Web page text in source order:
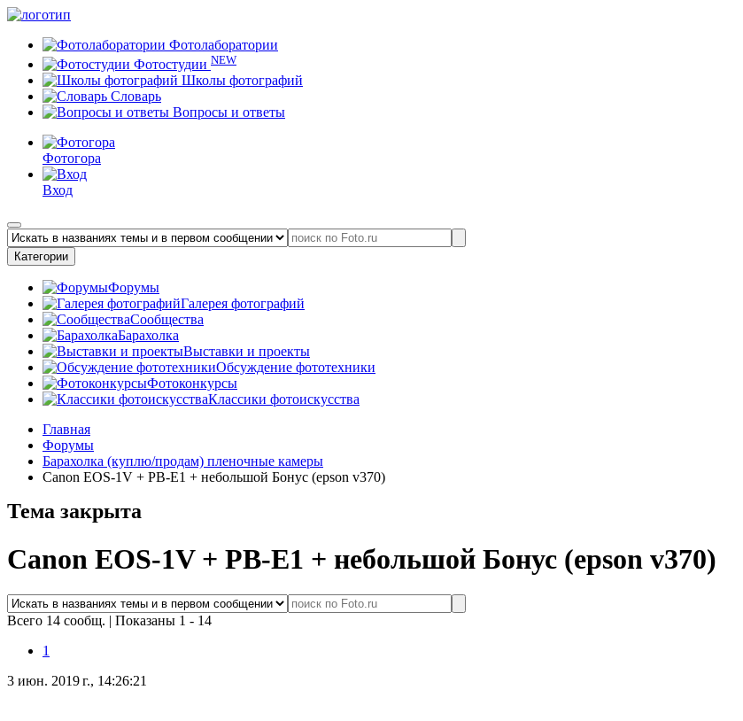
Фотолаборатории
Фотостудии NEW
Школы фотографий
Словарь
Вопросы и ответы
Фотогора
Вход
Категории
Форумы
Галерея фотографий
Сообщества
Барахолка
Выставки и проекты
Обсуждение фототехники
Фотоконкурсы
Классики фотоискусства
Главная
Форумы
Барахолка (куплю/продам) пленочные камеры
Canon EOS-1V + PB-E1 + небольшой Бонус (epson v370)
Тема закрыта
Canon EOS-1V + PB-E1 + небольшой Бонус (epson v370)
Всего 14 сообщ. | Показаны 1 - 14
1
3 июн. 2019 г., 14:26:21